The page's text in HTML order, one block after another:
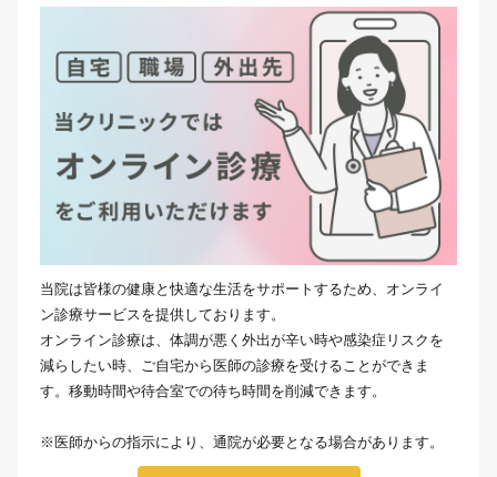
当院は皆様の健康と快適な生活をサポートするため、オンライ
ン診療サービスを提供しております。
オンライン診療は、体調が悪く外出が辛い時や感染症リスクを
減らしたい時、ご自宅から医師の診療を受けることができま
す。移動時間や待合室での待ち時間を削減できます。
※医師からの指示により、通院が必要となる場合があります。